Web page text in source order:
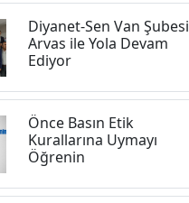
Diyanet-Sen Van Şubesi
Arvas ile Yola Devam
Ediyor
Önce Basın Etik
Kurallarına Uymayı
Öğrenin